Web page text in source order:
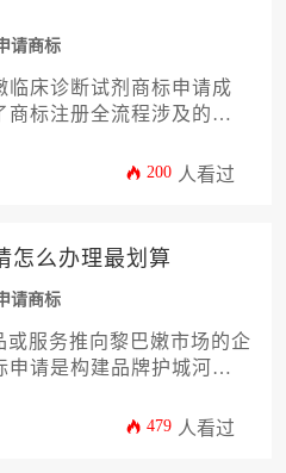
请商标
临床诊断试剂商标申请成
标注册全流程涉及的费
黎巴嫩商标申请的法律框
200 人看过
怎么办理最划算
请商标
或服务推向黎巴嫩市场的企
请是构建品牌护城河的
最经济高效的方式完成注
479 人看过